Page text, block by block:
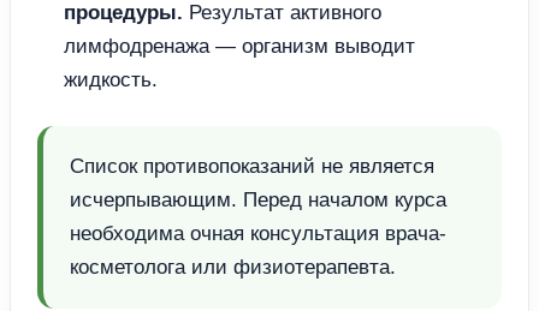
процедуры. Результат активного
лимфодренажа — организм выводит
жидкость.
Список противопоказаний не является
исчерпывающим. Перед началом курса
необходима очная консультация врача-
косметолога или физиотерапевта.